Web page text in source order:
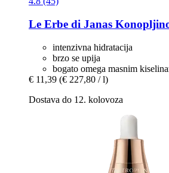
Le Erbe di Janas
intenzivna hidratacija
brzo se upija
bogato omega masnim
€ 11,39 (€ 227,80 / l)
Dostava do 12. kolovoza